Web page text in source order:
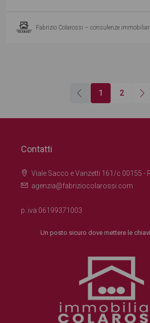
Fabrizio Colarossi – consulenze immobiliari
1 2
Contatti
Viale Sacco e Vanzetti 161/c 00155 -
agenzia@fabriziocolarossi.com
p. iva 06199371003
Un posto sicuro dove mettere le